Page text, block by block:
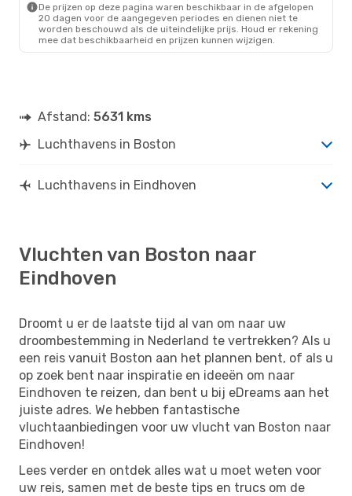
De prijzen op deze pagina waren beschikbaar in de afgelopen
20 dagen voor de aangegeven periodes en dienen niet te
worden beschouwd als de uiteindelijke prijs. Houd er rekening
mee dat beschikbaarheid en prijzen kunnen wijzigen.
Afstand: 5631 kms
Luchthavens in Boston
Luchthavens in Eindhoven
Vluchten van Boston naar
Eindhoven
Droomt u er de laatste tijd al van om naar uw
droombestemming in Nederland te vertrekken? Als u
een reis vanuit Boston aan het plannen bent, of als u
op zoek bent naar inspiratie en ideeën om naar
Eindhoven te reizen, dan bent u bij eDreams aan het
juiste adres. We hebben fantastische
vluchtaanbiedingen voor uw vlucht van Boston naar
Eindhoven!
Lees verder en ontdek alles wat u moet weten voor
uw reis, samen met de beste tips en trucs om de